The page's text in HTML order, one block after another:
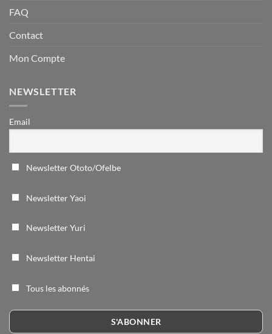
FAQ
Contact
Mon Compte
NEWSLETTER
Email
Newsletter Ototo/Ofelbe
Newsletter Yaoi
Newsletter Yuri
Newsletter Hentai
Tous les abonnés